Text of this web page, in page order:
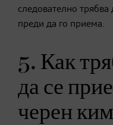
следователно
преди да го приема.
5. Как
да се
черен